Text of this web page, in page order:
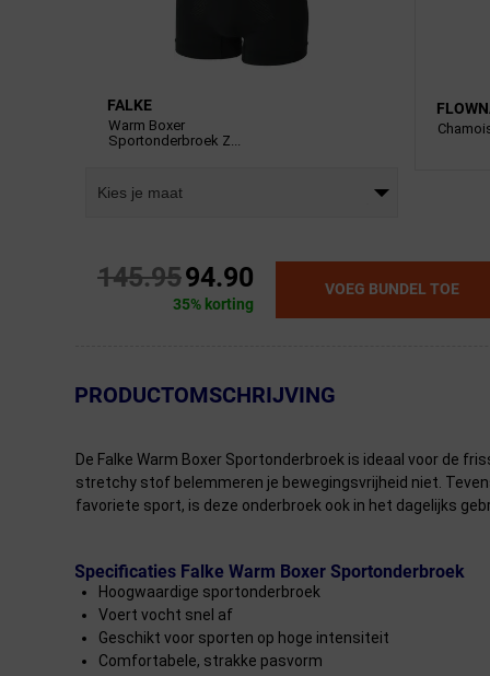
FALKE
Warm Boxer
Sportonderbroek Z...
Kies je maat
145.9594.90
35% korting
VOEG BUNDEL TOE
← Terug naar productnavigatie
PRODUCTOMSCHRIJVING
De Falke Warm Boxer Sportonderbroek is ideaal voor de
stretchy stof belemmeren je bewegingsvrijheid niet.
favoriete sport, is deze onderbroek ook in het dagelijks
Specificaties Falke Warm Boxer Sportonderbroek
Hoogwaardige sportonderbroek
Voert vocht snel af
Geschikt voor sporten op hoge intensiteit
Comfortabele, strakke pasvorm